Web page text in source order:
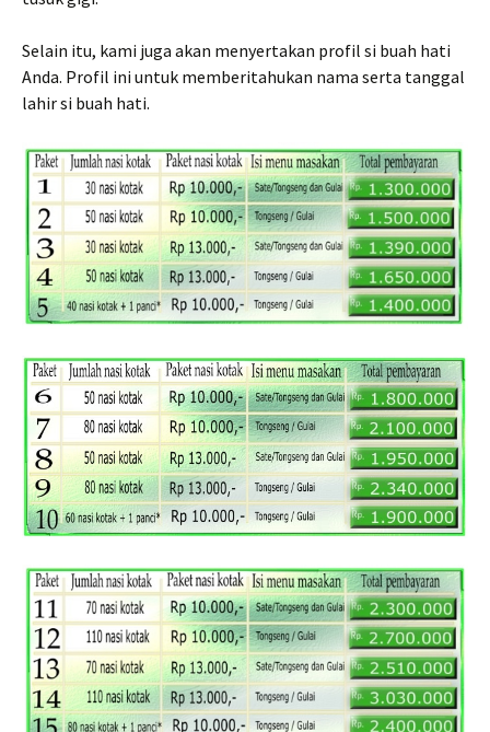
Selain itu, kami juga akan menyertakan profil si buah hati
Anda. Profil ini untuk memberitahukan nama serta tanggal
lahir si buah hati.